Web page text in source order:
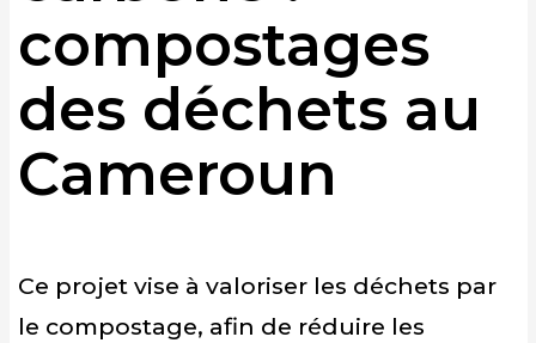
compostages
des déchets au
Cameroun
Ce projet vise à valoriser les déchets par
le compostage, afin de réduire les